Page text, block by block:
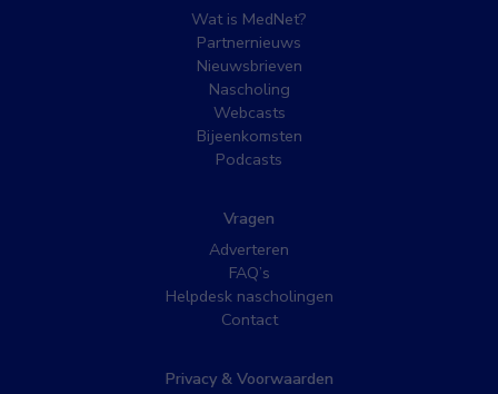
Wat is MedNet?
Partnernieuws
Nieuwsbrieven
Nascholing
Webcasts
Bijeenkomsten
Podcasts
Vragen
Adverteren
FAQ’s
Helpdesk nascholingen
Contact
Privacy & Voorwaarden